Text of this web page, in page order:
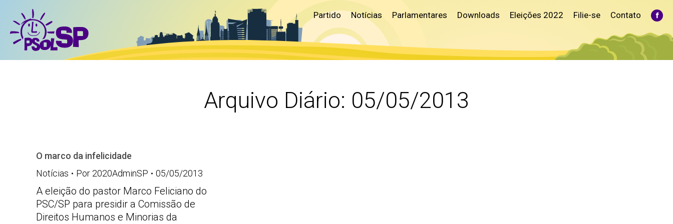
Partido Notícias Parlamentares Downloads Eleições 2022 Filie-se Contato
Arquivo Diário: 05/05/2013
O marco da infelicidade
Notícias
Por 2020AdminSP 05/05/2013
A eleição do pastor Marco Feliciano do
PSC/SP para presidir a Comissão de
Direitos Humanos e Minorias da